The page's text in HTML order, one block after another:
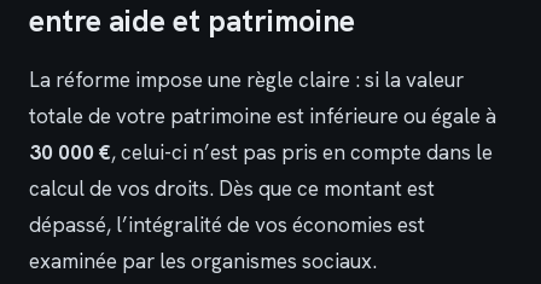
entre aide et patrimoine
La réforme impose une règle claire : si la valeur
totale de votre patrimoine est inférieure ou égale à
30 000 €, celui-ci n’est pas pris en compte dans le
calcul de vos droits. Dès que ce montant est
dépassé, l’intégralité de vos économies est
examinée par les organismes sociaux.